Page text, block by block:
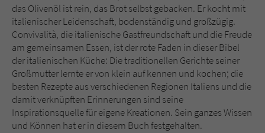
das Olivenöl ist rein, das Brot selbst gebacken. Er kocht mit
italienischer Leidenschaft, bodenständig und großzügig.
Convivalità, die italienische Gastfreundschaft und die Freude
am gemeinsamen Essen, ist der rote Faden in dieser Bibel
der italienischen Küche: Die traditionellen Gerichte seiner
Großmutter lernte er von klein auf kennen und kochen; die
besten Rezepte aus verschiedenen Regionen Italiens und die
damit verknüpften Erinnerungen sind seine
Inspirationsquelle für eigene Kreationen. Sein ganzes Wissen
und Können hat er in diesem Buch festgehalten.
Laufzeit 1 Jahr
Zweck Cookie für Kommentare einzelner Buchtitel
Name fe_typo_user
Anbieter Literatur-Couch Medien GmbH & Co. KG
Laufzeit Session